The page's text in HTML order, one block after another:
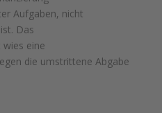
Aufgaben, nicht
Das
wies eine
die umstrittene Abgabe